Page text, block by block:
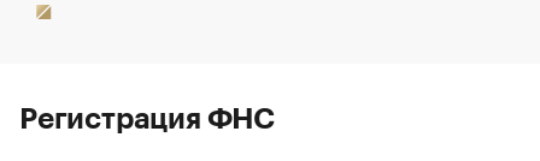
Регистрация ФНС